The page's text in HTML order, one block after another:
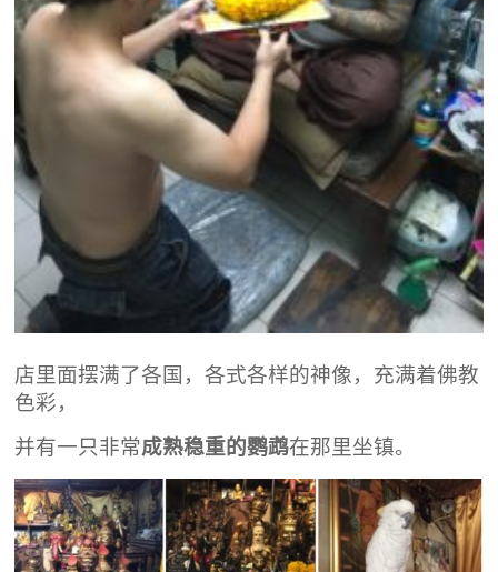
店里面摆满了各国，各式各样的神像，充满着佛教
色彩，
并有一只非常成熟稳重的鹦鹉在那里坐镇。